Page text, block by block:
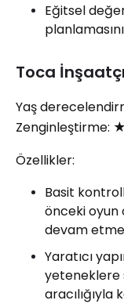
Eğitsel
Toca
Yaş
Özellikler:
Basit
önceki oyun
devam
Yaratıcı
yeteneklere
aracılığıyla